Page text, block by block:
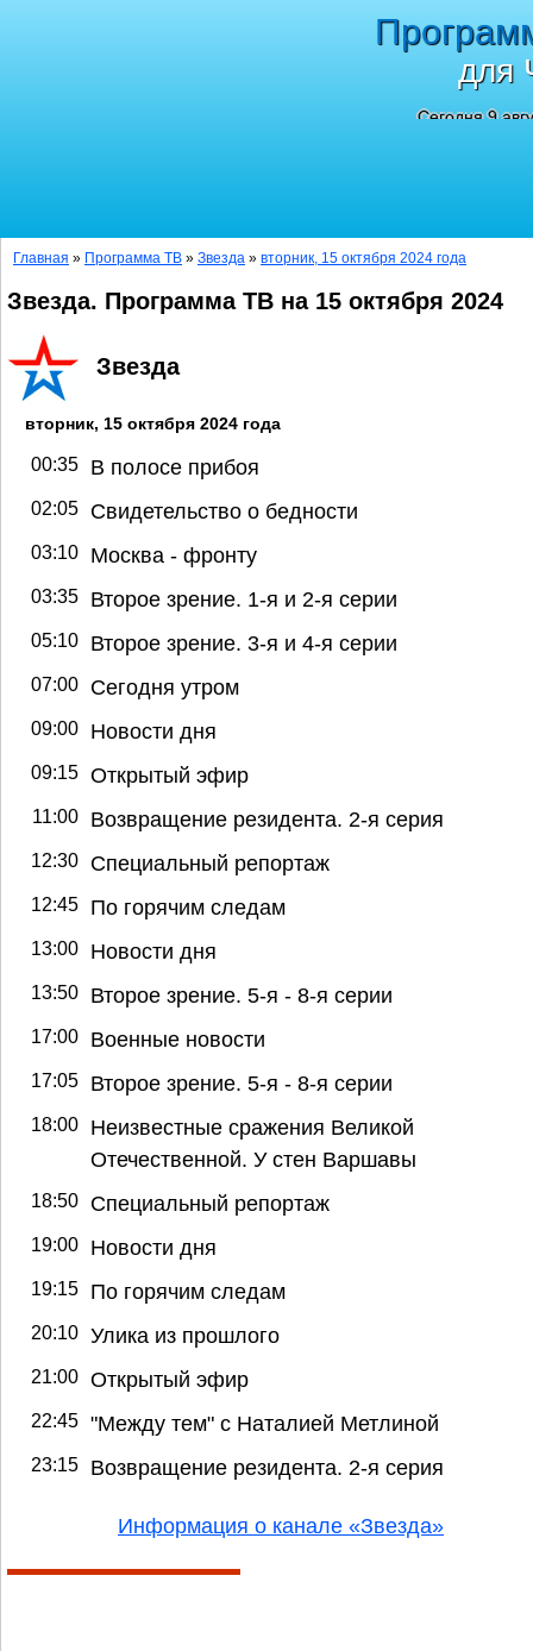
для
Сегодня 9
Главная » Программа ТВ » Звезда » вторник, 15 октября 2024 года
Звезда. Программа ТВ на 15 октября 2024
Звезда
вторник, 15 октября 2024 года
00:35 В полосе прибоя
02:05 Свидетельство о бедности
03:10 Москва - фронту
03:35 Второе зрение. 1-я и 2-я серии
05:10 Второе зрение. 3-я и 4-я серии
07:00 Сегодня утром
09:00 Новости дня
09:15 Открытый эфир
11:00 Возвращение резидента. 2-я серия
12:30 Специальный репортаж
12:45 По горячим следам
13:00 Новости дня
13:50 Второе зрение. 5-я - 8-я серии
17:00 Военные новости
17:05 Второе зрение. 5-я - 8-я серии
18:00
Неизвестные сражения Великой
Отечественной. У стен Варшавы
18:50 Специальный репортаж
19:00 Новости дня
19:15 По горячим следам
20:10 Улика из прошлого
21:00 Открытый эфир
22:45 "Между тем" с Наталией Метлиной
23:15 Возвращение резидента. 2-я серия
Информация о канале «Звезда»